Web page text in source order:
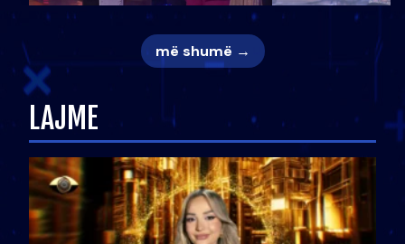
më shumë →
LAJME